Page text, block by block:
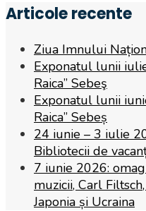
Articole recente
Ziua Imnului
Exponatul lunii
Raica” Sebeş
Exponatul lunii
Raica” Sebeș
24 iunie – 3 iulie
Bibliotecii de
7 iunie 2026:
muzicii, Carl
Japonia și Ucraina